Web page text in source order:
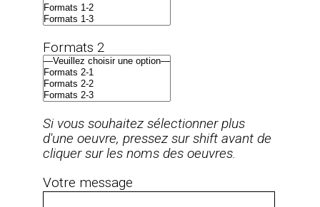
Formats 2
Si vous souhaitez sélectionner plus
d'une oeuvre, pressez sur shift avant de
cliquer sur les noms des oeuvres.
Votre message